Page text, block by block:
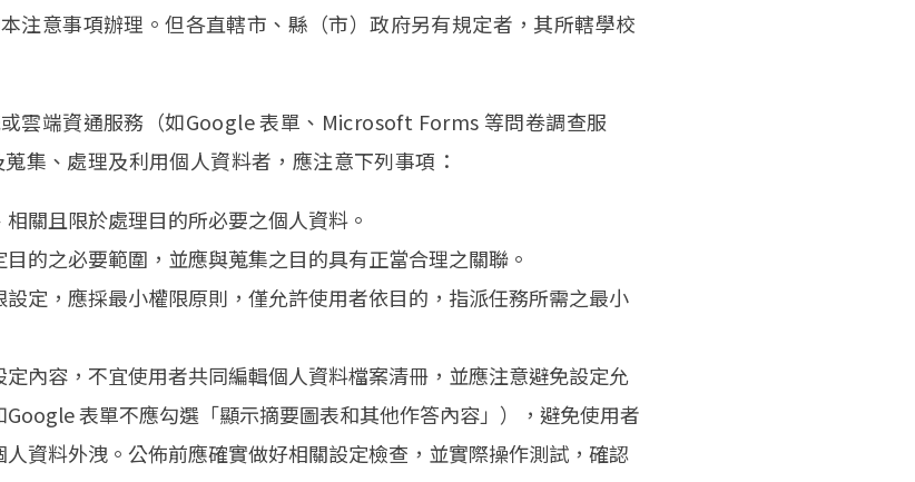
注意事項辦理。但各直轄市、縣（市）政府另有規定者，其所轄學校
雲端資通服務（如Google 表單、Microsoft Forms 等問卷調查服
集、處理及利用個人資料者，應注意下列事項：
關且限於處理目的所必要之個人資料。
的之必要範圍，並應與蒐集之目的具有正當合理之關聯。
定，應採最小權限原則，僅允許使用者依目的，指派任務所需之最小
內容，不宜使用者共同編輯個人資料檔案清冊，並應注意避免設定允
表單不應勾選「顯示摘要圖表和其他作答內容」），避免使用者
資料外洩。公佈前應確實做好相關設定檢查，並實際操作測試，確認